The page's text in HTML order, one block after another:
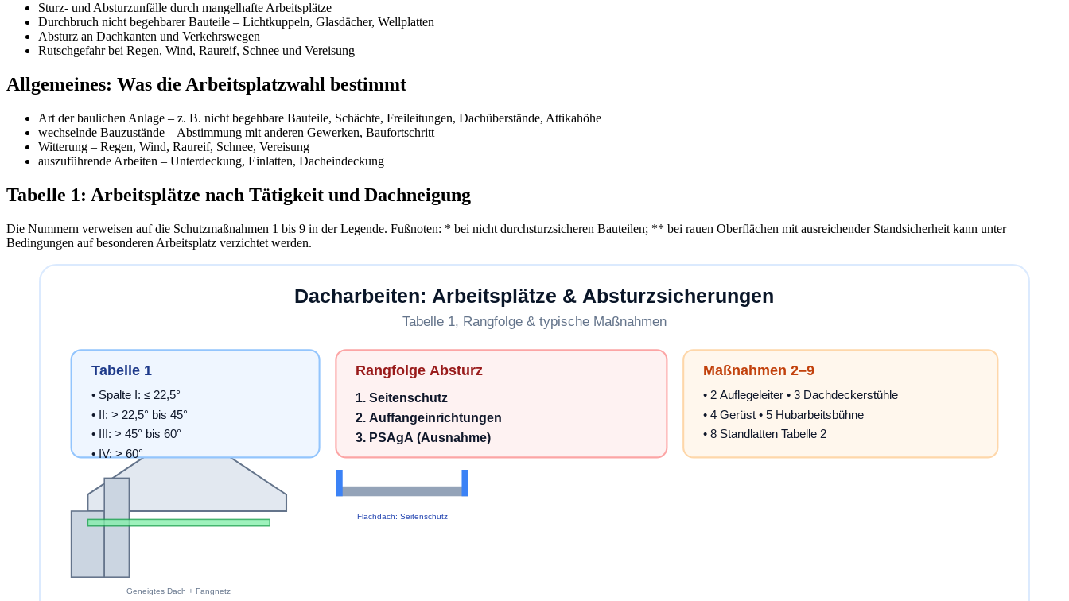
Sturz- und Absturzunfälle durch mangelhafte Arbeitsplätze
Durchbruch nicht begehbarer Bauteile – Lichtkuppeln, Glasdächer, Wellplatten
Absturz an Dachkanten und Verkehrswegen
Rutschgefahr bei Regen, Wind, Raureif, Schnee und Vereisung
Allgemeines: Was die Arbeitsplatzwahl bestimmt
Art der baulichen Anlage – z. B. nicht begehbare Bauteile, Schächte, Freileitungen, Dachüberstände, Attikahöhe
wechselnde Bauzustände – Abstimmung mit anderen Gewerken, Baufortschritt
Witterung – Regen, Wind, Raureif, Schnee, Vereisung
auszuführende Arbeiten – Unterdeckung, Einlatten, Dacheindeckung
Tabelle 1: Arbeitsplätze nach Tätigkeit und Dachneigung
Die Nummern verweisen auf die Schutzmaßnahmen 1 bis 9 in der Legende. Fußnoten: * bei nicht durchsturzsicheren Bauteilen; ** bei rauen Oberflächen mit ausreichender Standsicherheit kann unter
Bedingungen auf besonderen Arbeitsplatz verzichtet werden.